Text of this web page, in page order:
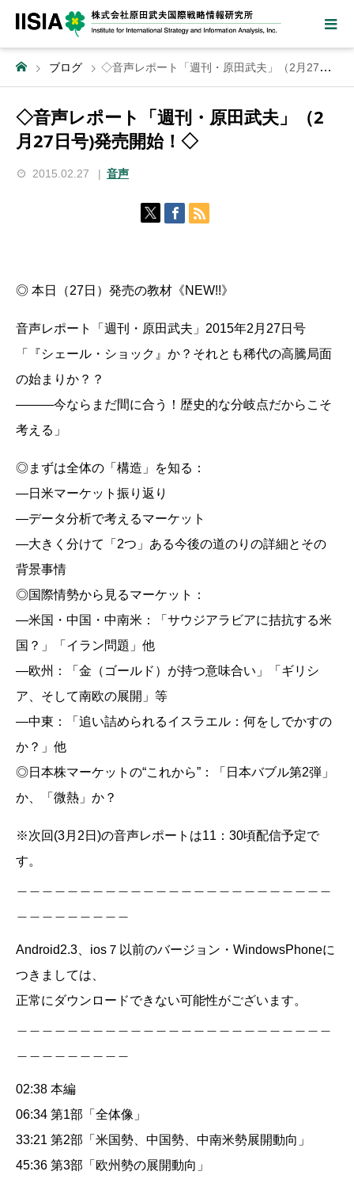
ブログ ◇音声レポート「週刊・原田武夫」（2月27日号)発売開始！◇
◇音声レポート「週刊・原田武夫」（2
月27日号)発売開始！◇
2015.02.27 音声
◎ 本日（27日）発売の教材《NEW!!》
音声レポート「週刊・原田武夫」2015年2月27日号
「『シェール・ショック』か？それとも稀代の高騰局面
の始まりか？？
―――今ならまだ間に合う！歴史的な分岐点だからこそ
考える」
◎まずは全体の「構造」を知る：
―日米マーケット振り返り
―データ分析で考えるマーケット
―大きく分けて「2つ」ある今後の道のりの詳細とその
背景事情
◎国際情勢から見るマーケット：
―米国・中国・中南米：「サウジアラビアに拮抗する米
国？」「イラン問題」他
―欧州：「金（ゴールド）が持つ意味合い」「ギリシ
ア、そして南欧の展開」等
―中東：「追い詰められるイスラエル：何をしでかすの
か？」他
◎日本株マーケットの“これから”：「日本バブル第2弾」
か、「微熱」か？
※次回(3月2日)の音声レポートは11：30頃配信予定で
す。
Android2.3、ios７以前のバージョン・WindowsPhoneに
つきましては、
正常にダウンロードできない可能性がございます。
02:38 本編
06:34 第1部「全体像」
33:21 第2部「米国勢、中国勢、中南米勢展開動向」
45:36 第3部「欧州勢の展開動向」